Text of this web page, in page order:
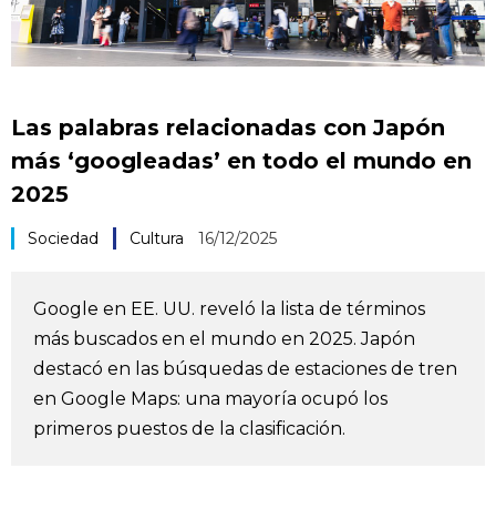
العربية
Sociedad
Tecnología
Vida
Vídeos e imágenes
En profundidad
Las palabras relacionadas con Japón
más ‘googleadas’ en todo el mundo en
2025
Sociedad Cultura 16/12/2025
Google en EE. UU. reveló la lista de términos
más buscados en el mundo en 2025. Japón
destacó en las búsquedas de estaciones de tren
en Google Maps: una mayoría ocupó los
primeros puestos de la clasificación.